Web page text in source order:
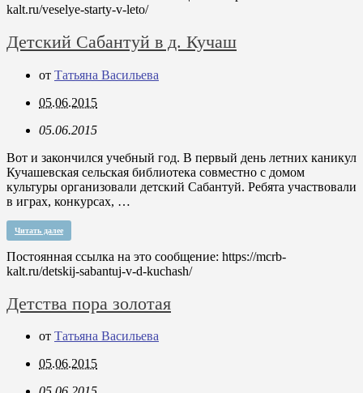
kalt.ru/veselye-starty-v-leto/
Детский Сабантуй в д. Кучаш
от Татьяна Васильева
05.06.2015
05.06.2015
Вот и закончился учебный год. В первый день летних каникул
Кучашевская сельская библиотека совместно с домом
культуры организовали детский Сабантуй. Ребята участвовали
в играх, конкурсах, …
Читать далее
Постоянная ссылка на это сообщение: https://mcrb-
kalt.ru/detskij-sabantuj-v-d-kuchash/
Детства пора золотая
от Татьяна Васильева
05.06.2015